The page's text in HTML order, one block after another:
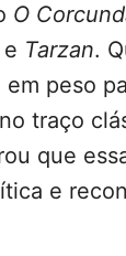
O
e Tarzan.
peso
traço
que
e